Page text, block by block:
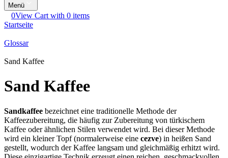
Menü
0View Cart with 0 items
Startseite
Glossar
Sand Kaffee
Sand Kaffee
Sandkaffee bezeichnet eine traditionelle Methode der
Kaffeezubereitung, die häufig zur Zubereitung von türkischem
Kaffee oder ähnlichen Stilen verwendet wird. Bei dieser Methode
wird ein kleiner Topf (normalerweise eine cezve) in heißen Sand
gestellt, wodurch der Kaffee langsam und gleichmäßig erhitzt wird.